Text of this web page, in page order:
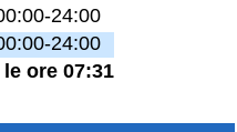
24:00
24:00
ore 07:31